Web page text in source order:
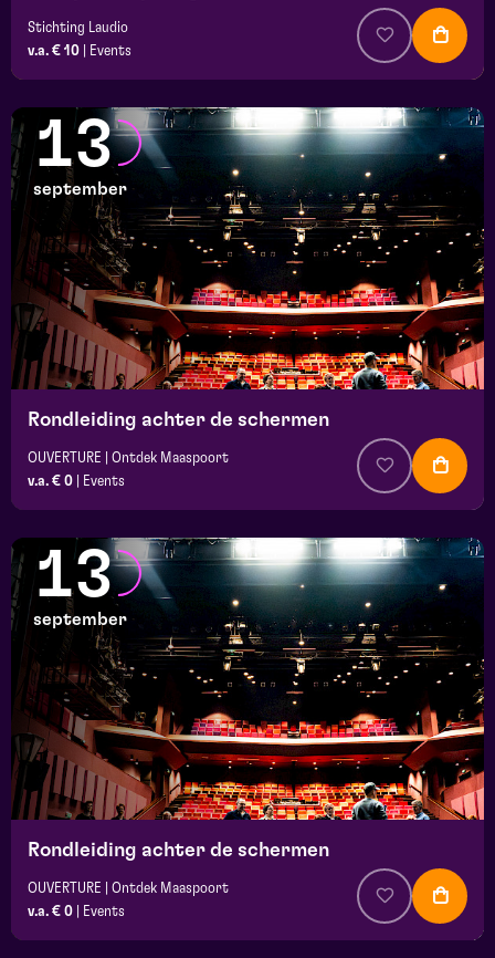
Stichting Laudio
v.a. € 10
Events
13
september
Rondleiding achter de schermen
OUVERTURE | Ontdek Maaspoort
v.a. € 0
Events
13
september
Rondleiding achter de schermen
OUVERTURE | Ontdek Maaspoort
v.a. € 0
Events